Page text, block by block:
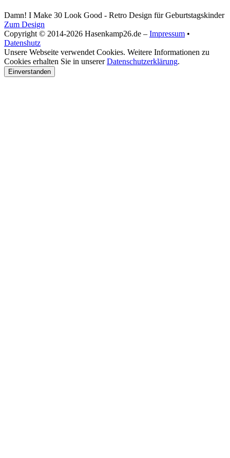
Damn! I Make 30 Look Good - Retro Design für Geburtstagskinder
Zum Design
Copyright © 2014-2026 Hasenkamp26.de – Impressum •
Datenshutz
Unsere Webseite verwendet Cookies. Weitere Informationen zu
Cookies erhalten Sie in unsererDatenschutzerklärung.
Einverstanden